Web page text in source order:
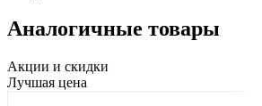
Аналогичные товары
Акции и скидки
Лучшая цена